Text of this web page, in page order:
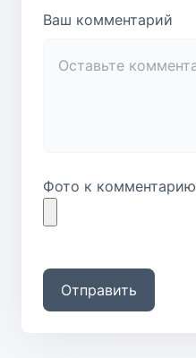
Ваш комментарий
Фото к комментарию
Отправить